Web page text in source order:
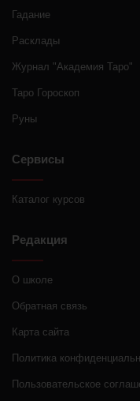
Гадание
Расклады
Журнал "Академия Таро"
Таро Гороскоп
Руны
Сервисы
Каталог курсов
Редакция
О школе
Обратная связь
Карта сайта
Политика
Пользовательское